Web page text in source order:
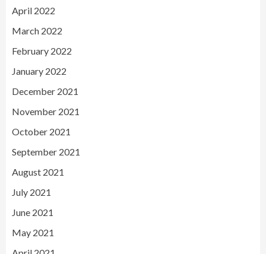
April 2022
March 2022
February 2022
January 2022
December 2021
November 2021
October 2021
September 2021
August 2021
July 2021
June 2021
May 2021